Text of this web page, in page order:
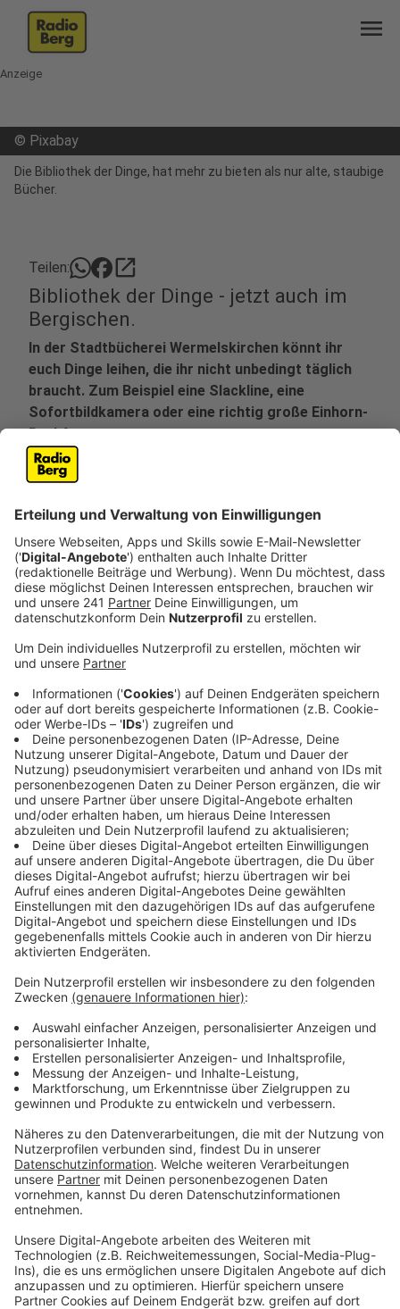
menu
Anzeige
© Pixabay
Die Bibliothek der Dinge, hat mehr zu bieten als nur alte, staubige
Bücher.
Teilen: open_in_new
Bibliothek der Dinge - jetzt auch im
Bergischen.
In der Stadtbücherei Wermelskirchen könnt ihr
euch Dinge leihen, die ihr nicht unbedingt täglich
braucht. Zum Beispiel eine Slackline, eine
Sofortbildkamera oder eine richtig große Einhorn-
Backform.
Veröffentlicht:
Anzeige
Bücher, CDs und Filme kann man sich in der Bibliothek
leihen. Backformen, ein Fernglas, einen
Aktenvernichter oder eine Nebelmaschine ab jetzt
auch. Denn in Wermelskirchen hat jetzt die
wahrscheinlich erste Bibliothek der Dinge im
Bergischen auf gemacht. In anderen Städten weltweit
gibt es das Prinzip schon. Leihen statt kaufen
entspricht einfach dem Trend, nicht nur den eigenen
Geldbeutel, sondern auch Ressourcen zu schonen. Und
das findet Katrin Ludwig von der Stadtbücherei
Wermelskirchen richtig gut:
Etwas das man eigentlich nur ab und an mal
braucht, kann man sich ja auch ausleihen. Das ist
auch im Sinne der Nachhaltigkeit. Den Gedanken
fanden wir eigentlich ganz charmant.
Bibliotheken leihen ja seit je her schon Medien
und teilen Wissen, und da fanden wir, dass Das
eigentlich perfekt ins Konzept passt.
Anzeige
Teilen ist Trend
Anzeige
Denn Leihen kostet weniger Geld, verbraucht weniger
Stauraum in der Wohnung und ist außerdem
klimafreundlich, weil weniger Rohstoffe verbraucht
werden. Und bei den Wermelskirchenern kommt die
Bibliothek der Dinge jetzt schon richtig gut an. Die
Nebelmaschine ist zum Beispiel ständig
verliehen. Darüber hinaus gibt es außergewöhnliche